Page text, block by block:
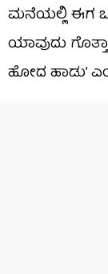
ಮನೆಯಲ್ಲಿ ಈಗ
ಯಾವುದು
ಹೋದ ಹಾಡು’